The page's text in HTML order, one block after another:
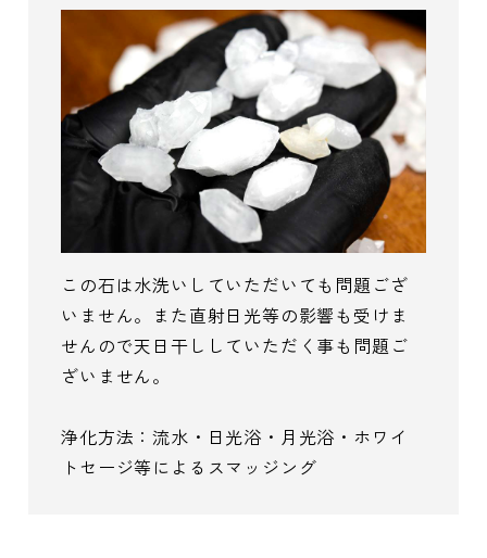
この石は水洗いしていただいても問題ござ
いません。また直射日光等の影響も受けま
せんので天日干ししていただく事も問題ご
ざいません。
浄化方法：流水・日光浴・月光浴・ホワイ
トセージ等によるスマッジング